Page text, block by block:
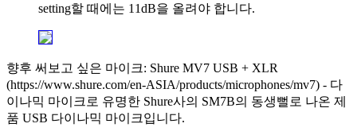
setting할 때에는 11dB을 올려야 합니다.
향후 써보고 싶은 마이크: Shure MV7 USB + XLR
(https://www.shure.com/en-ASIA/products/microphones/mv7) - 다
이나믹 마이크로 유명한 Shure사의 SM7B의 동생뻘로 나온 제
품 USB 다이나믹 마이크입니다.